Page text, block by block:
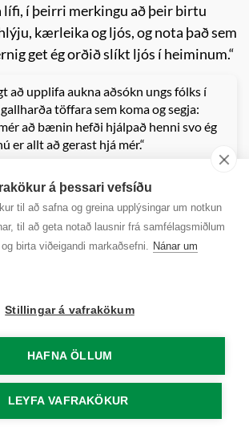
á þessari vefsíðu
til að safna og greina upplýsingar um notkun
til að geta notað lausnir frá samfélagsmiðlum
birta viðeigandi markaðsefni. Nánar um
Stillingar á vafrakökum
HAFNA ÖLLUM
LEYFA VAFRAKÖKUR
lífi, í þeirri merkingu að þeir birtu
kærleika og ljós, og nota það sem
get ég orðið slíkt ljós í heiminum.“
að upplifa aukna aðsókn ungs fólks í
töffara sem koma og segja:
mér að bænin hefði hjálpað henni svo ég
er allt að gerast hjá mér.“
að fólk sæki meira í trúna á ný.
sem fór í sunnudagaskóla og lærði
en nú kemur í kirkjuna kynslóð
Hún bara finnur að trúin er þetta
sem hægt er að leita til og bænin sá
og að það sé bænheyrt, og því meira
því að biðja sér það lausnir og fleiri
að ferma börn sem hafa aldrei þekkt
og spjaldtölvur, en svo koma þau
með Faðir vor sem amma kenndi